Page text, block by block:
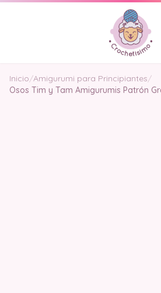
Inicio/Amigurumi para Principiantes/
Osos Tim y Tam Amigurumis Patrón